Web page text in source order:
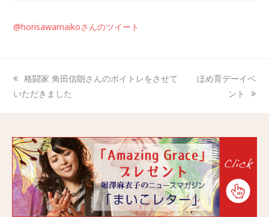
@horisawamaikoさんのツイート
格闘家 角田信朗さんのボイトレをさせて
いただきました
ほめ育デーイベ
ント